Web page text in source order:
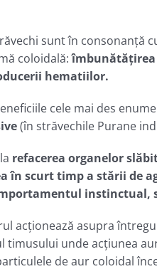
sunt în consonanţă
coloidală:
hematiilor.
cele mai des
(în străvechile Purane
refacerea organelor
în scurt timp a stării de
instinctual,
acţionează asupra
timusului unde acţiunea
de aur coloidal